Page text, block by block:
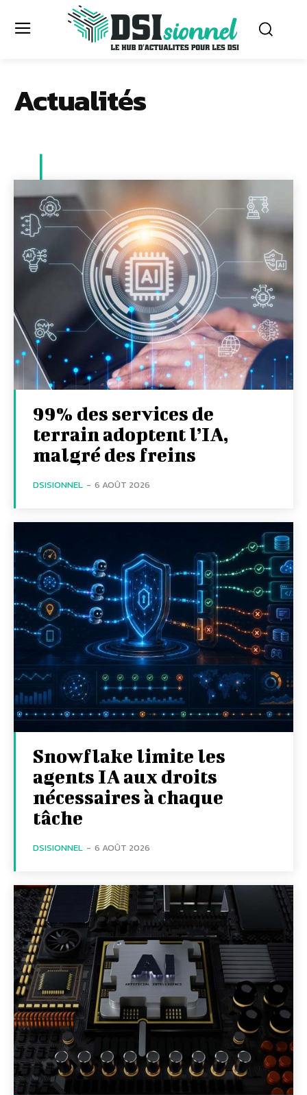
Actualités
99% des services de
terrain adoptent l’IA,
malgré des freins
DSISIONNEL - 6 AOÛT 2026
Snowflake limite les
agents IA aux droits
nécessaires à chaque
tâche
DSISIONNEL - 6 AOÛT 2026